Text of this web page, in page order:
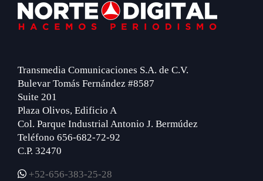
Footer
Transmedia Comunicaciones S.A. de C.V.
Bulevar Tomás Fernández #8587
Suite 201
Plaza Olivos, Edificio A
Col. Parque Industrial Antonio J. Bermúdez
Teléfono 656-682-72-92
C.P. 32470
+52-656-383-25-28